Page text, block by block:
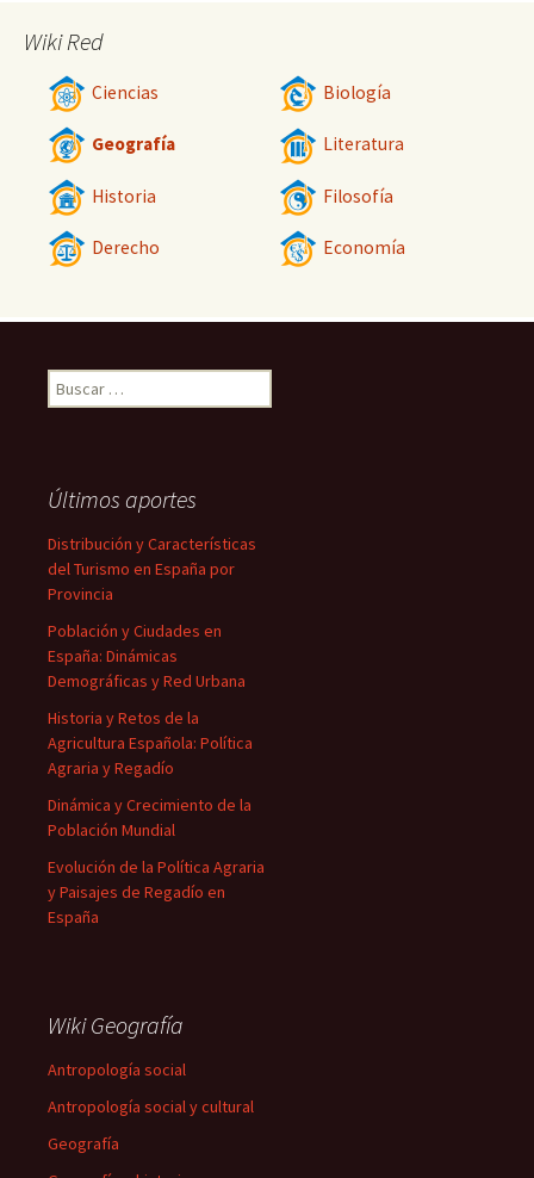
Wiki Red
Ciencias Biología
Geografía Literatura
Historia Filosofía
Derecho Economía
Buscar:
Últimos aportes
Distribución y Características
del Turismo en España por
Provincia
Población y Ciudades en
España: Dinámicas
Demográficas y Red Urbana
Historia y Retos de la
Agricultura Española: Política
Agraria y Regadío
Dinámica y Crecimiento de la
Población Mundial
Evolución de la Política Agraria
y Paisajes de Regadío en
España
Wiki Geografía
Antropología social
Antropología social y cultural
Geografía